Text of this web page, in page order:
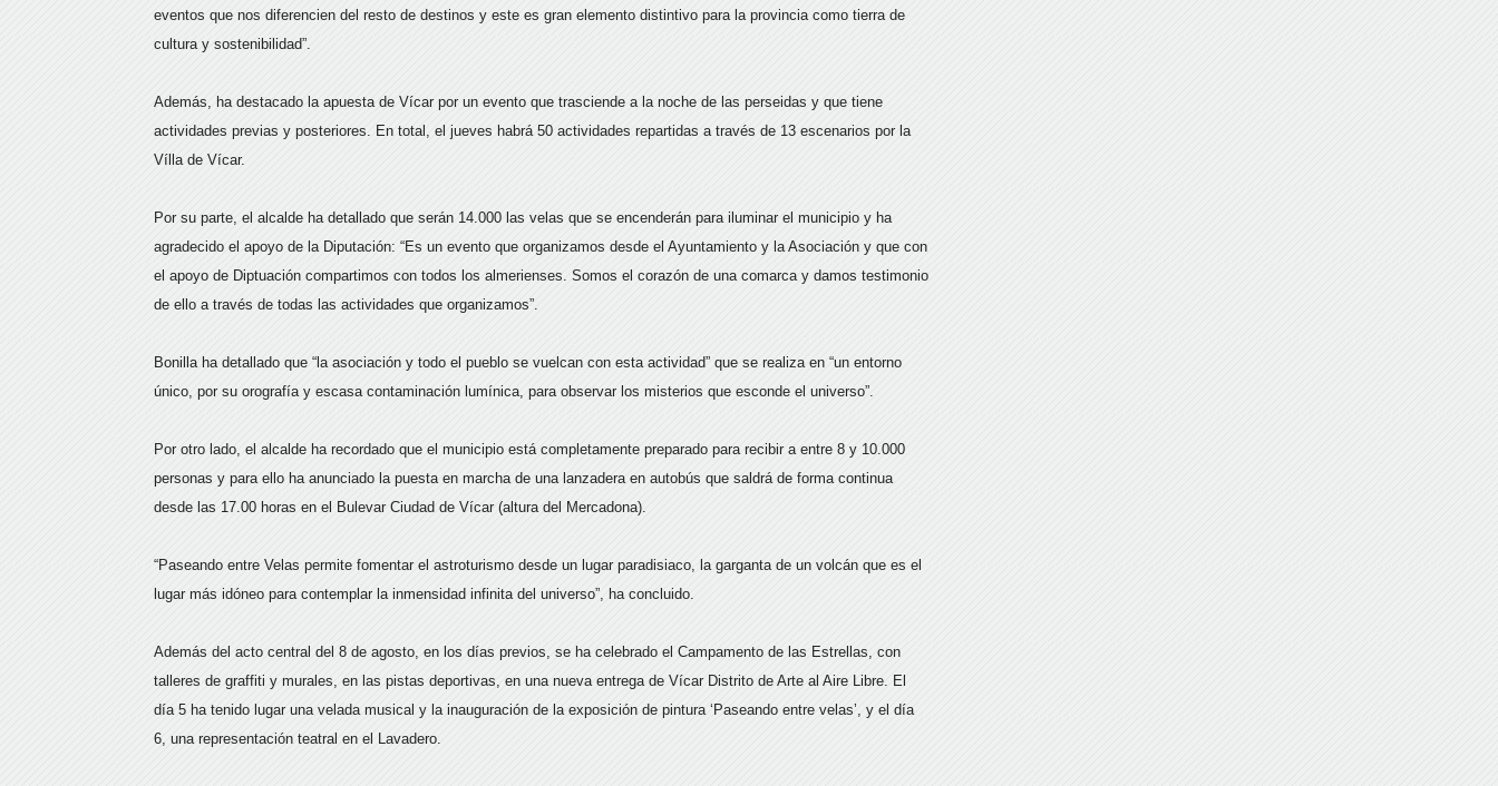
eventos que nos diferencien del resto de destinos y este es gran elemento distintivo para la provincia como tierra de
cultura y sostenibilidad”.
Además, ha destacado la apuesta de Vícar por un evento que trasciende a la noche de las perseidas y que tiene
actividades previas y posteriores. En total, el jueves habrá 50 actividades repartidas a través de 13 escenarios por la
Vílla de Vícar.
Por su parte, el alcalde ha detallado que serán 14.000 las velas que se encenderán para iluminar el municipio y ha
agradecido el apoyo de la Diputación: “Es un evento que organizamos desde el Ayuntamiento y la Asociación y que con
el apoyo de Diptuación compartimos con todos los almerienses. Somos el corazón de una comarca y damos testimonio
de ello a través de todas las actividades que organizamos”.
Bonilla ha detallado que “la asociación y todo el pueblo se vuelcan con esta actividad” que se realiza en “un entorno
único, por su orografía y escasa contaminación lumínica, para observar los misterios que esconde el universo”.
Por otro lado, el alcalde ha recordado que el municipio está completamente preparado para recibir a entre 8 y 10.000
personas y para ello ha anunciado la puesta en marcha de una lanzadera en autobús que saldrá de forma continua
desde las 17.00 horas en el Bulevar Ciudad de Vícar (altura del Mercadona).
“Paseando entre Velas permite fomentar el astroturismo desde un lugar paradisiaco, la garganta de un volcán que es el
lugar más idóneo para contemplar la inmensidad infinita del universo”, ha concluido.
Además del acto central del 8 de agosto, en los días previos, se ha celebrado el Campamento de las Estrellas, con
talleres de graffiti y murales, en las pistas deportivas, en una nueva entrega de Vícar Distrito de Arte al Aire Libre. El
día 5 ha tenido lugar una velada musical y la inauguración de la exposición de pintura ‘Paseando entre velas’, y el día
6, una representación teatral en el Lavadero.